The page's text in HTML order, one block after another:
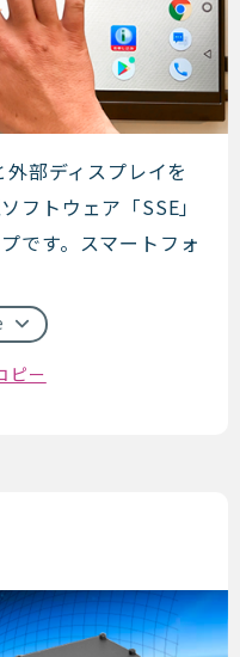
部ディスプレイを
フトウェア「SSE」
です。スマートフォ
ピー